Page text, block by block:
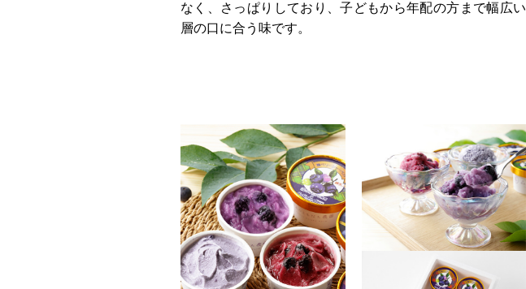
なく、さっぱりしており、子どもから年配の方まで幅広い
層の口に合う味です。